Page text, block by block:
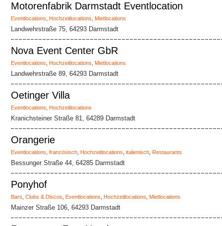
Motorenfabrik Darmstadt Eventlocation
Eventlocations Hochzeitlocations Mietlocations
Landwehrstraße 75, 64293 Darmstadt
Nova Event Center GbR
Eventlocations Hochzeitlocations Mietlocations
Landwehrstraße 89, 64293 Darmstadt
Oetinger Villa
Eventlocations Hochzeitlocations
Kranichsteiner Straße 81, 64289 Darmstadt
Orangerie
Eventlocations französisch Hochzeitlocations italienisch Restaurants
Bessunger Straße 44, 64285 Darmstadt
Ponyhof
Bars Clubs & Discos Eventlocations Hochzeitlocations Mietlocations
Mainzer Straße 106, 64293 Darmstadt